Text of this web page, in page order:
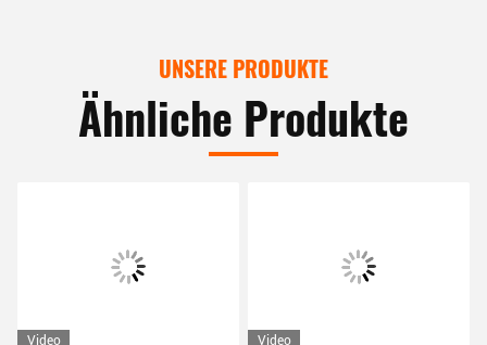
UNSERE PRODUKTE
Ähnliche Produkte
Video Video